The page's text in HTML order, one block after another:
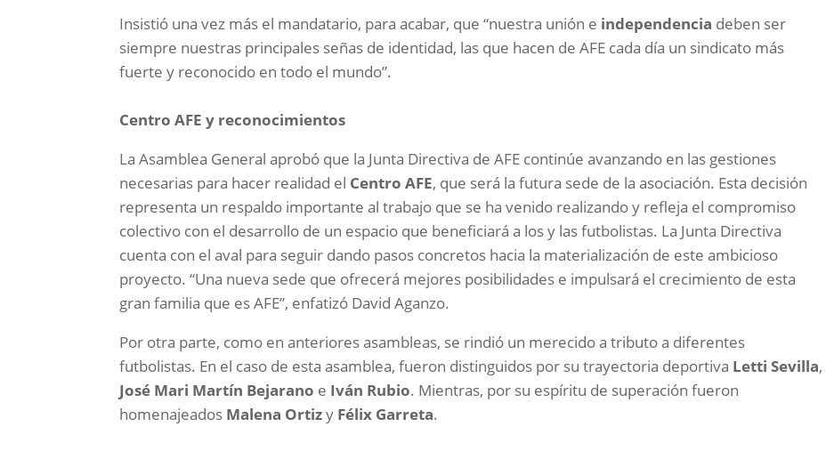
Insistió una vez más el mandatario, para acabar, que “nuestra unión e independencia deben ser
siempre nuestras principales señas de identidad, las que hacen de AFE cada día un sindicato más
fuerte y reconocido en todo el mundo”.
Centro AFE y reconocimientos
La Asamblea General aprobó que la Junta Directiva de AFE continúe avanzando en las gestiones
necesarias para hacer realidad el Centro AFE, que será la futura sede de la asociación. Esta decisión
representa un respaldo importante al trabajo que se ha venido realizando y refleja el compromiso
colectivo con el desarrollo de un espacio que beneficiará a los y las futbolistas. La Junta Directiva
cuenta con el aval para seguir dando pasos concretos hacia la materialización de este ambicioso
proyecto. “Una nueva sede que ofrecerá mejores posibilidades e impulsará el crecimiento de esta
gran familia que es AFE”, enfatizó David Aganzo.
Por otra parte, como en anteriores asambleas, se rindió un merecido a tributo a diferentes
futbolistas. En el caso de esta asamblea, fueron distinguidos por su trayectoria deportiva Letti Sevilla,
José Mari Martín Bejarano e Iván Rubio. Mientras, por su espíritu de superación fueron
homenajeados Malena Ortizy Félix Garreta.